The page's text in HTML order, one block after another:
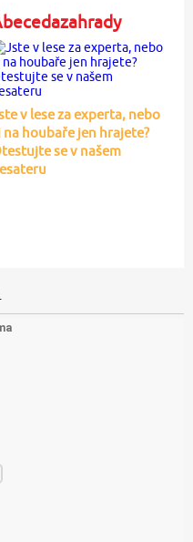
v lese za experta, nebo
na houbaře jen hrajete?
se v našem